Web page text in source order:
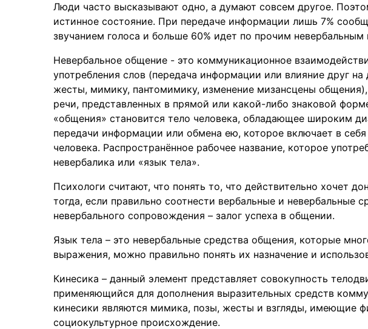
Люди часто высказывают одно, а думают совсем другое.
истинное состояние. При передаче информации лишь 7%
звучанием голоса и больше 60% идет по прочим невербальным
Невербальное общение - это коммуникационное
употребления слов (передача информации или влияние друг на
жесты, мимику, пантомимику, изменение мизансцены
речи, представленных в прямой или какой-либо знаковой
«общения» становится тело человека, обладающее широким
передачи информации или обмена ею, которое включает в
человека. Распространённое рабочее название, которое
невербалика или «язык тела».
Психологи считают, что понять то, что действительно хочет
тогда, если правильно соотнести вербальные и невербальные
невербального сопровождения – залог успеха в общении.
Язык тела – это невербальные средства общения, которые
выражения, можно правильно понять их назначение и
Кинесика – данный элемент представляет совокупность
применяющийся для дополнения выразительных средств
кинесики являются мимика, позы, жесты и взгляды, имеющие
социокультурное происхождение.